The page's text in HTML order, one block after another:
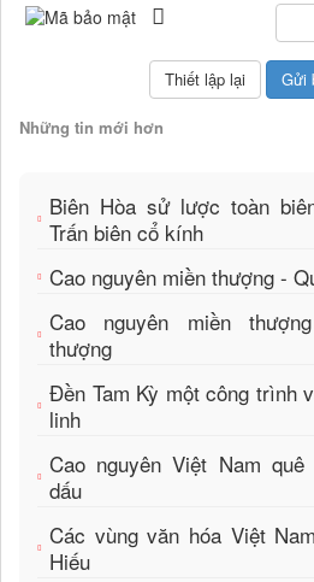
Những tin mới hơn
Biên Hòa sử lược toàn
Trấn biên cổ kính
Cao nguyên miền thượng -
Cao nguyên miền
thượng
Đền Tam Kỳ một công trình
linh
Cao nguyên Việt Nam
dấu
Các vùng văn hóa Việt
Hiếu